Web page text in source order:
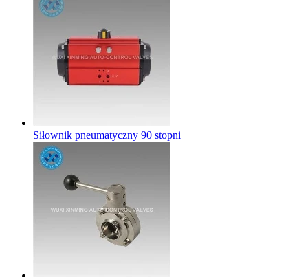
Siłownik pneumatyczny 90 stopni